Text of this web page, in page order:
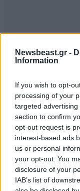
Newsbeast.gr -
Information
If you wish to opt-
processing of your
targeted
section to confirm
opt-out request is
interest-based ads
us or personal
your opt-out. You
disclosure of your
IAB’s list of